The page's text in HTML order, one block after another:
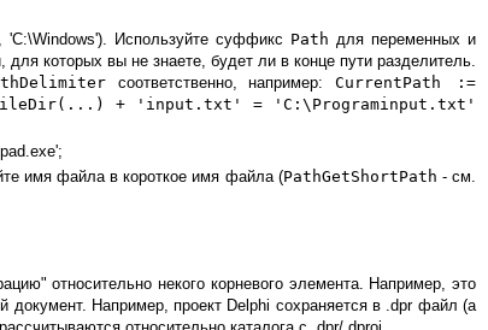
Используйте суффикс Path для переменных и
которых вы не знаете, будет ли в конце пути разделитель.
соответственно, например: CurrentPath :=
+ 'input.txt' = 'C:\Programinput.txt'
имя файла в короткое имя файла (PathGetShortPath - см.
относительно некого корневого элемента. Например, это
Например, проект Delphi сохраняется в .dpr файл (а